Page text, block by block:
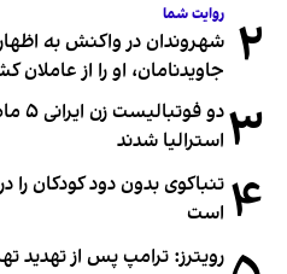
۲ روایت شما
شهروندان در واکنش به
جاویدنامان، او را از عاملان
۳
دو
استرالیا شدند
۴ تنباکوی بدون دود کودکان را
است
رویترز: ترامپ پس از تهدید